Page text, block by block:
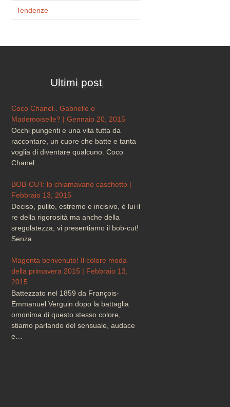
Tendenze
Ultimi post
Coco Chanel.. Gabrielle o
Mademoiselle? | Gennaio 20, 2015
Occhi pungenti e una vita tutta da
raccontare, un cuore che batte e tanta
voglia di diventare qualcuno. Coco
Chanel:…
BOB-CUT: lo chiamavano caschetto |
Febbraio 13, 2015
Deciso, pulito, estremo e incisivo, è lui il
re della rigorosità ma anche della
sregolatezza, vi presentiamo il bob-cut!
Senza…
Magenta benvenuto! Il colore moda
della primavera 2015 | Febbraio 13,
2015
Battezzato nel 1859 da François-
Emmanuel Verguin dopo la battaglia
omonima di questo stesso colore,
stiamo parlando del sensuale, audace
e…